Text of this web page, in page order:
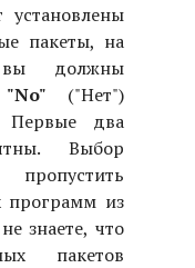
пакеты, на
вы должны
"No" ("Нет")
Первые два
Выбор
программ из
знаете, что
пакетов